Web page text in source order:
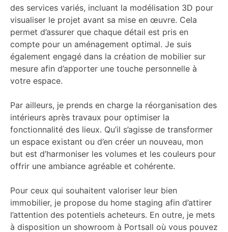
des services variés, incluant la modélisation 3D pour
visualiser le projet avant sa mise en œuvre. Cela
permet d’assurer que chaque détail est pris en
compte pour un aménagement optimal. Je suis
également engagé dans la création de mobilier sur
mesure afin d’apporter une touche personnelle à
votre espace.
Par ailleurs, je prends en charge la réorganisation des
intérieurs après travaux pour optimiser la
fonctionnalité des lieux. Qu’il s’agisse de transformer
un espace existant ou d’en créer un nouveau, mon
but est d’harmoniser les volumes et les couleurs pour
offrir une ambiance agréable et cohérente.
Pour ceux qui souhaitent valoriser leur bien
immobilier, je propose du home staging afin d’attirer
l’attention des potentiels acheteurs. En outre, je mets
à disposition un showroom à Portsall où vous pouvez